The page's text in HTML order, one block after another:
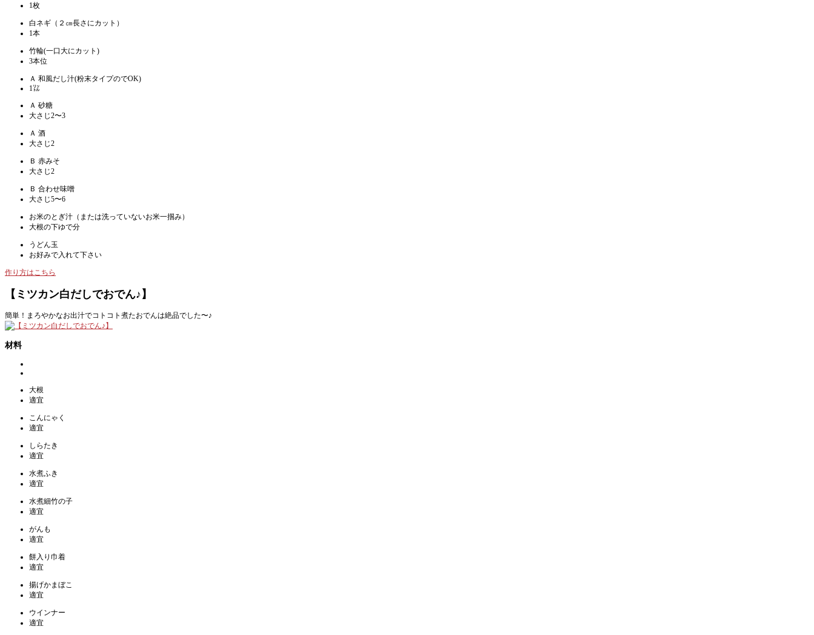
1枚
白ネギ（２㎝長さにカット）
1本
竹輪(一口大にカット)
3本位
Ａ 和風だし汁(粉末タイプのでOK)
1㍑
Ａ 砂糖
大さじ2〜3
Ａ 酒
大さじ2
Ｂ 赤みそ
大さじ2
Ｂ 合わせ味噌
大さじ5〜6
お米のとぎ汁（または洗っていないお米一掴み）
大根の下ゆで分
うどん玉
お好みで入れて下さい
作り方はこちら
【ミツカン白だしでおでん♪】
簡単！まろやかなお出汁でコトコト煮たおでんは絶品でした〜♪
材料
大根
適宜
こんにゃく
適宜
しらたき
適宜
水煮ふき
適宜
水煮細竹の子
適宜
がんも
適宜
餅入り巾着
適宜
揚げかまぼこ
適宜
ウインナー
適宜